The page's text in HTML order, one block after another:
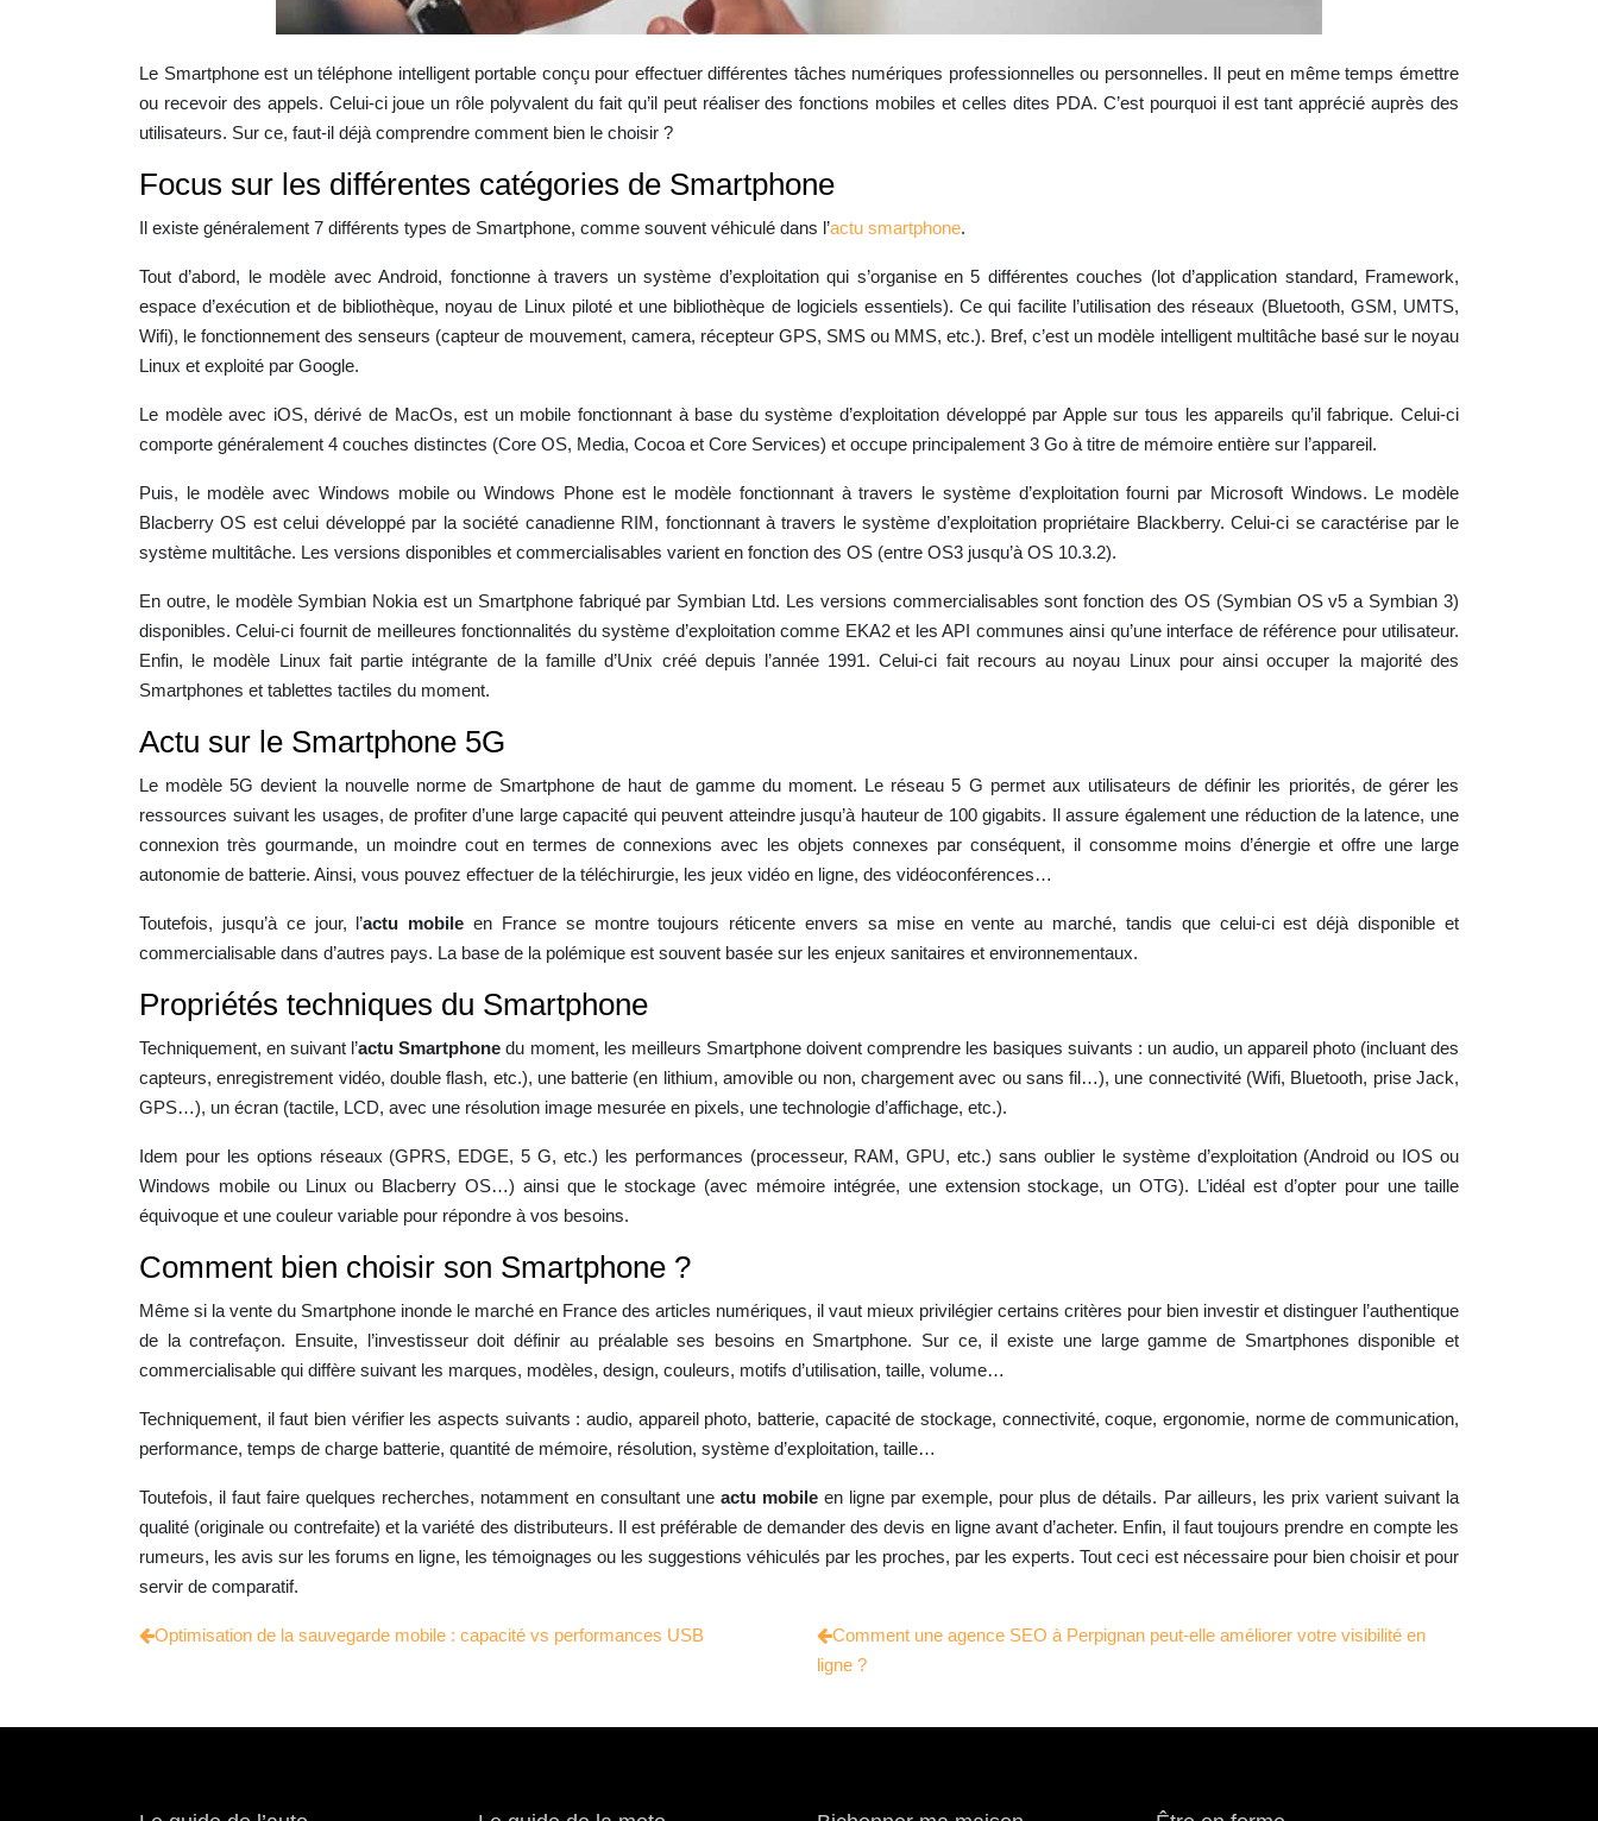
Le Smartphone est un téléphone intelligent portable conçu pour effectuer différentes tâches numériques professionnelles ou personnelles. Il peut en même temps émettre
ou recevoir des appels. Celui-ci joue un rôle polyvalent du fait qu’il peut réaliser des fonctions mobiles et celles dites PDA. C’est pourquoi il est tant apprécié auprès des
utilisateurs. Sur ce, faut-il déjà comprendre comment bien le choisir ?
Focus sur les différentes catégories de Smartphone
Il existe généralement 7 différents types de Smartphone, comme souvent véhiculé dans l’actu smartphone.
Tout d’abord, le modèle avec Android, fonctionne à travers un système d’exploitation qui s’organise en 5 différentes couches (lot d’application standard, Framework,
espace d’exécution et de bibliothèque, noyau de Linux piloté et une bibliothèque de logiciels essentiels). Ce qui facilite l’utilisation des réseaux (Bluetooth, GSM, UMTS,
Wifi), le fonctionnement des senseurs (capteur de mouvement, camera, récepteur GPS, SMS ou MMS, etc.). Bref, c’est un modèle intelligent multitâche basé sur le noyau
Linux et exploité par Google.
Le modèle avec iOS, dérivé de MacOs, est un mobile fonctionnant à base du système d’exploitation développé par Apple sur tous les appareils qu’il fabrique. Celui-ci
comporte généralement 4 couches distinctes (Core OS, Media, Cocoa et Core Services) et occupe principalement 3 Go à titre de mémoire entière sur l’appareil.
Puis, le modèle avec Windows mobile ou Windows Phone est le modèle fonctionnant à travers le système d’exploitation fourni par Microsoft Windows. Le modèle
Blacberry OS est celui développé par la société canadienne RIM, fonctionnant à travers le système d’exploitation propriétaire Blackberry. Celui-ci se caractérise par le
système multitâche. Les versions disponibles et commercialisables varient en fonction des OS (entre OS3 jusqu’à OS 10.3.2).
En outre, le modèle Symbian Nokia est un Smartphone fabriqué par Symbian Ltd. Les versions commercialisables sont fonction des OS (Symbian OS v5 a Symbian 3)
disponibles. Celui-ci fournit de meilleures fonctionnalités du système d’exploitation comme EKA2 et les API communes ainsi qu’une interface de référence pour utilisateur.
Enfin, le modèle Linux fait partie intégrante de la famille d’Unix créé depuis l’année 1991. Celui-ci fait recours au noyau Linux pour ainsi occuper la majorité des
Smartphones et tablettes tactiles du moment.
Actu sur le Smartphone 5G
Le modèle 5G devient la nouvelle norme de Smartphone de haut de gamme du moment. Le réseau 5 G permet aux utilisateurs de définir les priorités, de gérer les
ressources suivant les usages, de profiter d’une large capacité qui peuvent atteindre jusqu’à hauteur de 100 gigabits. Il assure également une réduction de la latence, une
connexion très gourmande, un moindre cout en termes de connexions avec les objets connexes par conséquent, il consomme moins d’énergie et offre une large
autonomie de batterie. Ainsi, vous pouvez effectuer de la téléchirurgie, les jeux vidéo en ligne, des vidéoconférences…
Toutefois, jusqu’à ce jour, l’actu mobile en France se montre toujours réticente envers sa mise en vente au marché, tandis que celui-ci est déjà disponible et
commercialisable dans d’autres pays. La base de la polémique est souvent basée sur les enjeux sanitaires et environnementaux.
Propriétés techniques du Smartphone
Techniquement, en suivant l’actu Smartphonedu moment, les meilleurs Smartphone doivent comprendre les basiques suivants : un audio, un appareil photo (incluant des
capteurs, enregistrement vidéo, double flash, etc.), une batterie (en lithium, amovible ou non, chargement avec ou sans fil…), une connectivité (Wifi, Bluetooth, prise Jack,
GPS…), un écran (tactile, LCD, avec une résolution image mesurée en pixels, une technologie d’affichage, etc.).
Idem pour les options réseaux (GPRS, EDGE, 5 G, etc.) les performances (processeur, RAM, GPU, etc.) sans oublier le système d’exploitation (Android ou IOS ou
Windows mobile ou Linux ou Blacberry OS…) ainsi que le stockage (avec mémoire intégrée, une extension stockage, un OTG). L’idéal est d’opter pour une taille
équivoque et une couleur variable pour répondre à vos besoins.
Comment bien choisir son Smartphone ?
Même si la vente du Smartphone inonde le marché en France des articles numériques, il vaut mieux privilégier certains critères pour bien investir et distinguer l’authentique
de la contrefaçon. Ensuite, l’investisseur doit définir au préalable ses besoins en Smartphone. Sur ce, il existe une large gamme de Smartphones disponible et
commercialisable qui diffère suivant les marques, modèles, design, couleurs, motifs d’utilisation, taille, volume…
Techniquement, il faut bien vérifier les aspects suivants : audio, appareil photo, batterie, capacité de stockage, connectivité, coque, ergonomie, norme de communication,
performance, temps de charge batterie, quantité de mémoire, résolution, système d’exploitation, taille…
Toutefois, il faut faire quelques recherches, notamment en consultant une actu mobileen ligne par exemple, pour plus de détails. Par ailleurs, les prix varient suivant la
qualité (originale ou contrefaite) et la variété des distributeurs. Il est préférable de demander des devis en ligne avant d’acheter. Enfin, il faut toujours prendre en compte les
rumeurs, les avis sur les forums en ligne, les témoignages ou les suggestions véhiculés par les proches, par les experts. Tout ceci est nécessaire pour bien choisir et pour
servir de comparatif.
Optimisation de la sauvegarde mobile : capacité vs performances USB
Comment une agence SEO à Perpignan peut-elle améliorer votre visibilité en
ligne ?